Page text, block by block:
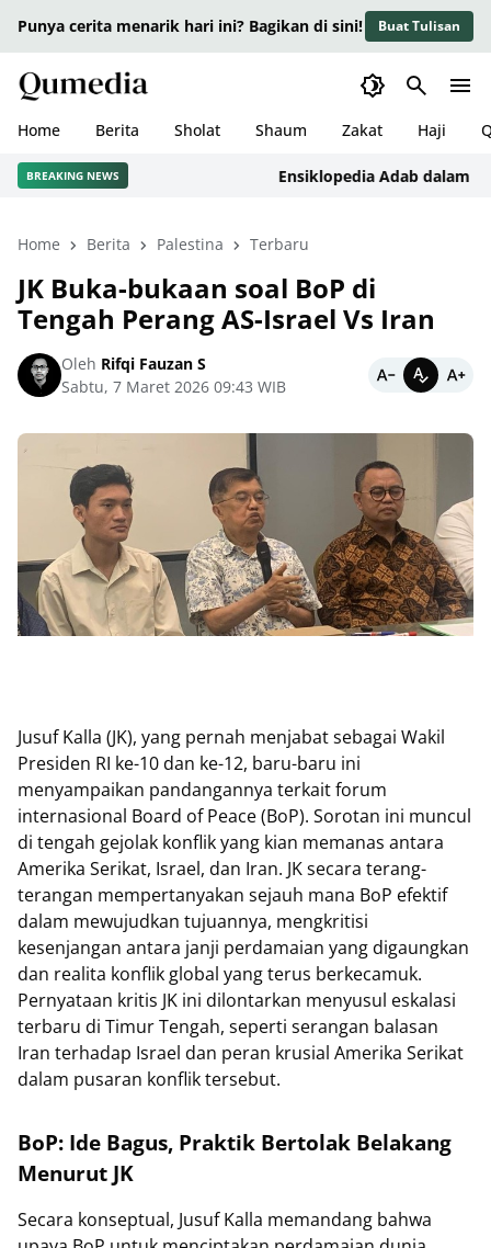
Punya cerita menarik hari ini? Bagikan di sini! Buat Tulisan
Home Berita Sholat Shaum Zakat Haji
BREAKING NEWS Ensiklopedia Adab dalam
Home Berita Palestina Terbaru
JK Buka-bukaan soal BoP di
Tengah Perang AS-Israel Vs Iran
Oleh Rifqi Fauzan S
Sabtu, 7 Maret 2026 09:43 WIB
Jusuf Kalla (JK), yang pernah menjabat sebagai Wakil
Presiden RI ke-10 dan ke-12, baru-baru ini
menyampaikan pandangannya terkait forum
internasional Board of Peace (BoP). Sorotan ini muncul
di tengah gejolak konflik yang kian memanas antara
Amerika Serikat, Israel, dan Iran. JK secara terang-
terangan mempertanyakan sejauh mana BoP efektif
dalam mewujudkan tujuannya, mengkritisi
kesenjangan antara janji perdamaian yang digaungkan
dan realita konflik global yang terus berkecamuk.
Pernyataan kritis JK ini dilontarkan menyusul eskalasi
terbaru di Timur Tengah, seperti serangan balasan
Iran terhadap Israel dan peran krusial Amerika Serikat
dalam pusaran konflik tersebut.
BoP: Ide Bagus, Praktik Bertolak Belakang
Menurut JK
Secara konseptual, Jusuf Kalla memandang bahwa